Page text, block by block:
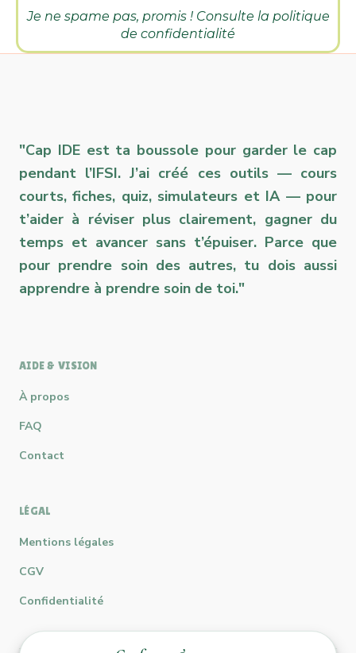
Je ne spame pas, promis ! Consulte la politique
de confidentialité
"Cap IDE est ta boussole pour garder le cap
pendant l’IFSI. J’ai créé ces outils — cours
courts, fiches, quiz, simulateurs et IA — pour
t’aider à réviser plus clairement, gagner du
temps et avancer sans t’épuiser. Parce que
pour prendre soin des autres, tu dois aussi
apprendre à prendre soin de toi."
AIDE & VISION
À propos
FAQ
Contact
LÉGAL
Mentions légales
CGV
Confidentialité